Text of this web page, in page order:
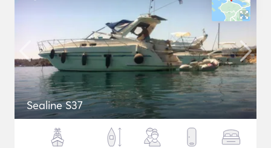
Sealine S37